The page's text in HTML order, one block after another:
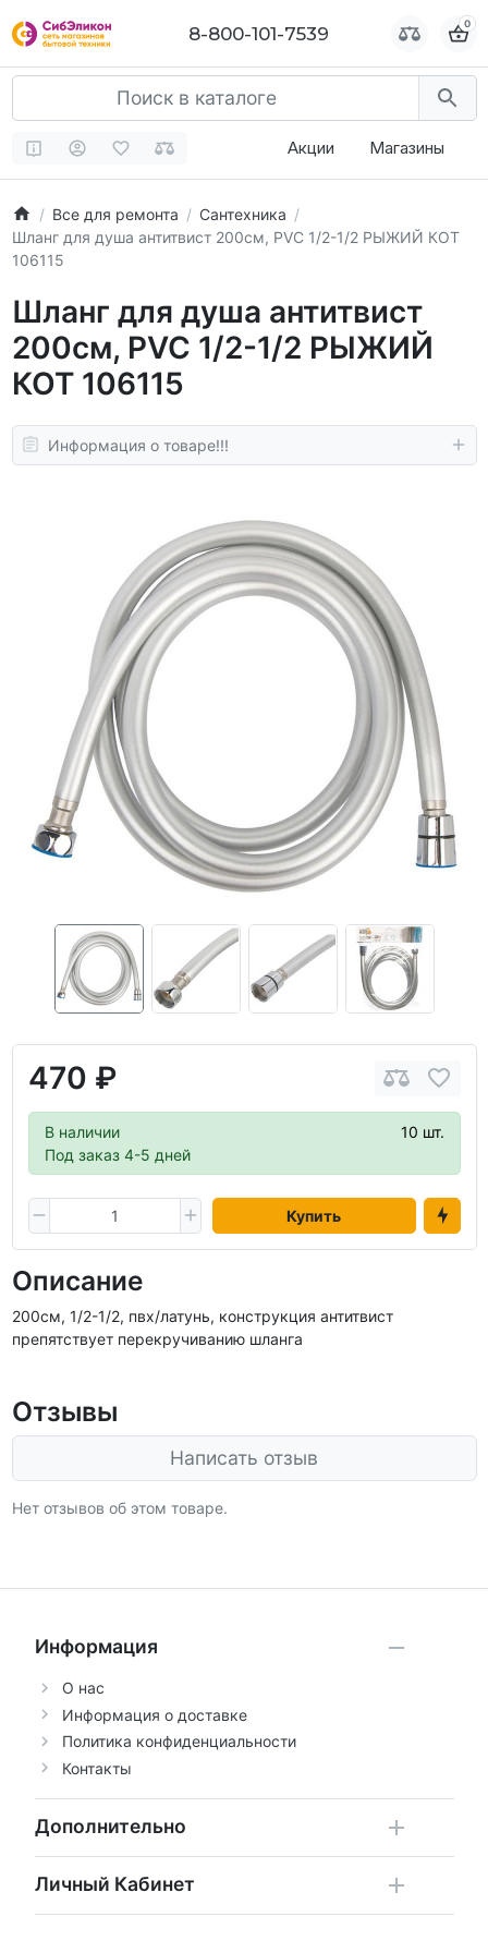
8-800-101-7539 0
Акции Магазины
Все для ремонта
Сантехника
Шланг для душа антитвист 200см, PVC 1/2-1/2 РЫЖИЙ КОТ
106115
Шланг для душа антитвист
200см, PVC 1/2-1/2 РЫЖИЙ
КОТ 106115
Информация о товаре!!!
470 ₽
В наличии
10 шт.
Под заказ 4-5 дней
Купить
Описание
200см, 1/2-1/2, пвх/латунь, конструкция антитвист
препятствует перекручиванию шланга
Отзывы
Написать отзыв
Нет отзывов об этом товаре.
Информация
О нас
Информация о доставке
Политика конфиденциальности
Контакты
Дополнительно
Личный Кабинет
8-800-101-7539 0